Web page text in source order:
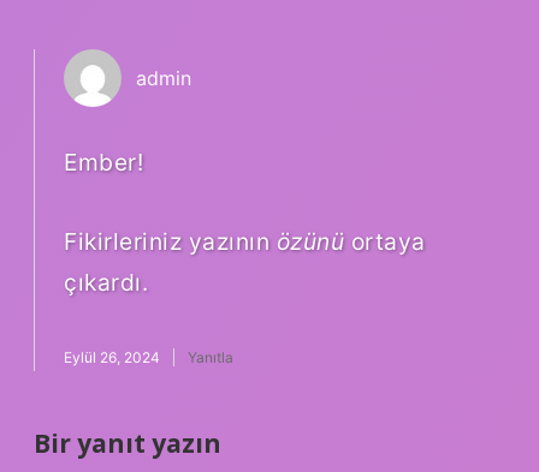
admin
Ember!
Fikirleriniz yazının özünü ortaya
çıkardı.
Eylül 26, 2024 Yanıtla
Bir yanıt yazın